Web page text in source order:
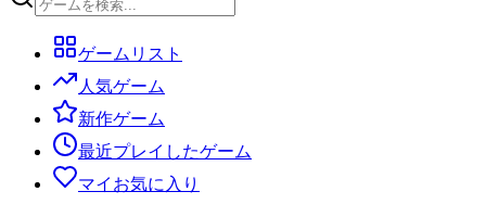
ゲームリスト
人気ゲーム
新作ゲーム
最近プレイしたゲーム
マイお気に入り